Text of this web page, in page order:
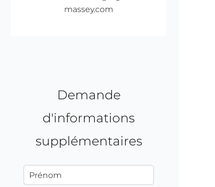
massey.com
Demande
d'informations
supplémentaires